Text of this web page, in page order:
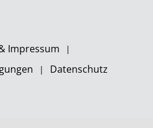
Impressum
Datenschutz